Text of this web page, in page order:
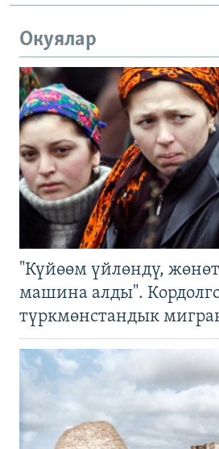
Окуялар
"Күйөөм үйлөндү,
машина алды".
түркмөнстандык